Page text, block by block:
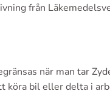
från
när man tar
köra bil eller delta i